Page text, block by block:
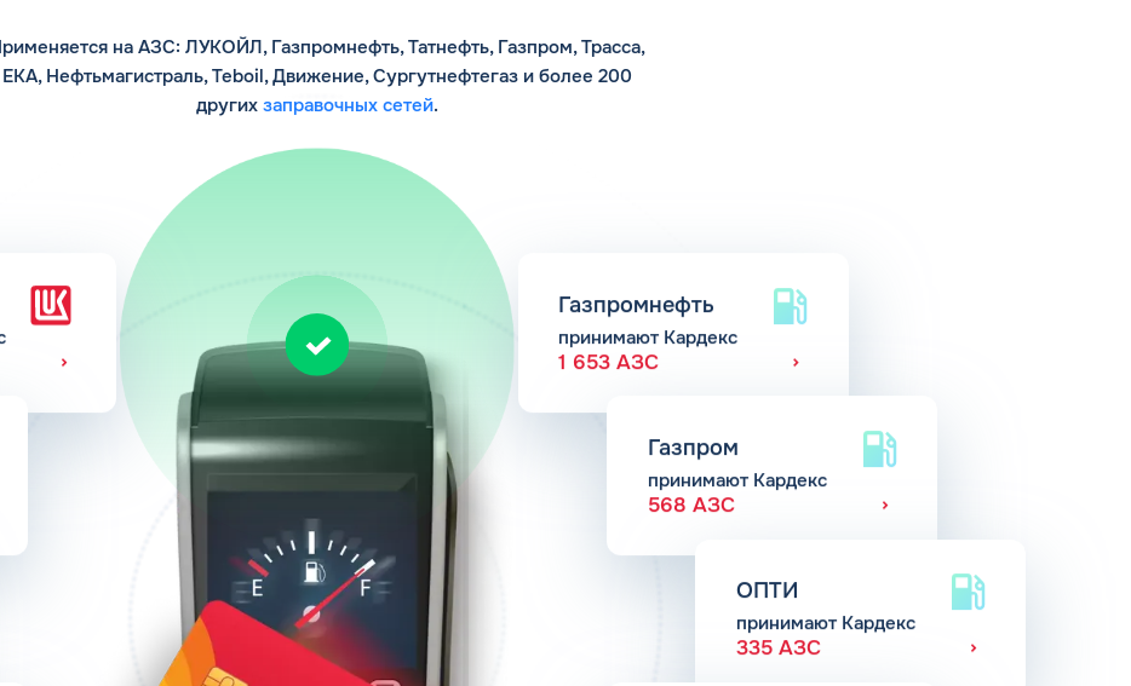
на АЗС: ЛУКОЙЛ, Газпромнефть, Татнефть, Газпром, Трасса,
ЕКА, Нефтьмагистраль, Teboil, Движение, Сургутнефтегаз и более 200
других заправочных сетей.
Газпромнефть
принимают Кардекс
1 653 АЗС
Газпром
принимают Кардекс
568 АЗС
ОПТИ
принимают Кардекс
335 АЗС